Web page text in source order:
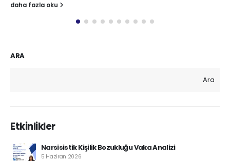
fazla oku
ARA
Ara
Etkinlikler
Narsisistik Kişilik Bozukluğu Vaka Analizi
5 Haziran 2026